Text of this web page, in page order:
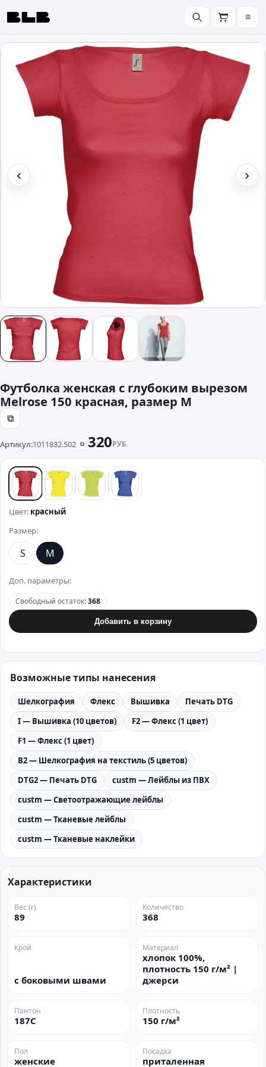
BLB ≡
‹ ›
Футболка женская с глубоким вырезом
Melrose 150 красная, размер M
⧉
Артикул:1011832.502 ⧉ 320РУБ.
красныйжелтый зеленыйсиний
Цвет: красный
Размер:
S M
Доп. параметры:
Свободный остаток:368
Добавить в корзину
Возможные типы нанесения
Шелкография Флекс Вышивка
Печать DTG
I — Вышивка (10 цветов)
F2 — Флекс (1 цвет)
F1 — Флекс (1 цвет)
B2 — Шелкография на текстиль (5 цветов)
DTG2 — Печать DTG
custm — Лейблы из ПВХ
custm — Светоотражающие лейблы
custm — Тканевые лейблы
custm — Тканевые наклейки
Характеристики
Вес (г)
89
Количество
368
Крой
с боковыми швами
Материал
хлопок 100%,
плотность 150 г/м² |
джерси
Пантон
187C
Плотность
150 г/м²
Пол
женские
Посадка
приталенная